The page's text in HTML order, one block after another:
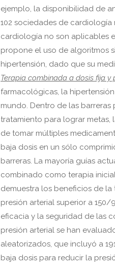
ejemplo, la disponibilidad de
102 sociedades de
cardiología no son aplicables
propone el uso de algoritmos
hipertensión, dado que su
Terapia combinada a dosis fija y
farmacológicas, la
mundo. Dentro de las
tratamiento para lograr
de tomar múltiples
baja dosis en un sólo
barreras. La mayoría guías
combinado como terapia
demuestra los beneficios de
presión arterial superior a
eficacia y la seguridad de las
presión arterial se han
aleatorizados, que incluyó a
baja dosis para reducir la